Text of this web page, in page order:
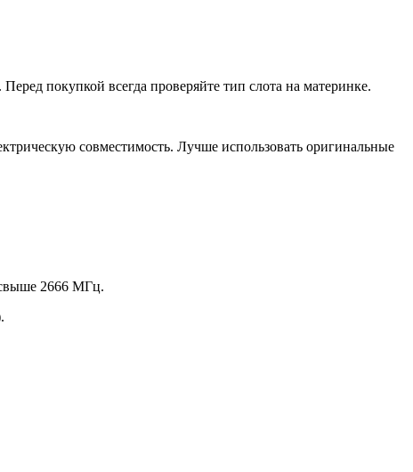
покупкой всегда проверяйте тип слота на материнке.
совместимость. Лучше использовать оригинальные
2666 МГц.